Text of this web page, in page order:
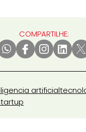
COMPARTILHE:
artificial